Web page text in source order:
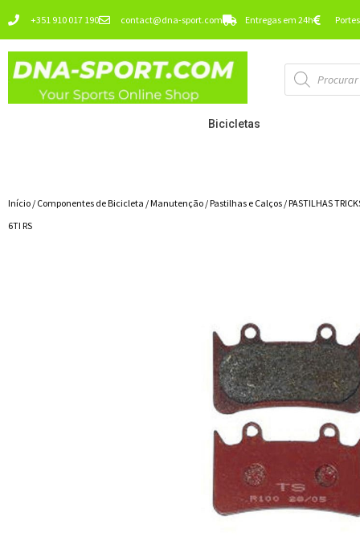
conteúdo
+351 910 017 190 contact@dna-sport.com Entregas em 24h
Pesquisa
de
produtos
Bicicletas
Início / Componentes de Bicicleta / Manutenção / Pastilhas e Calços / PASTILHAS
6TI RS